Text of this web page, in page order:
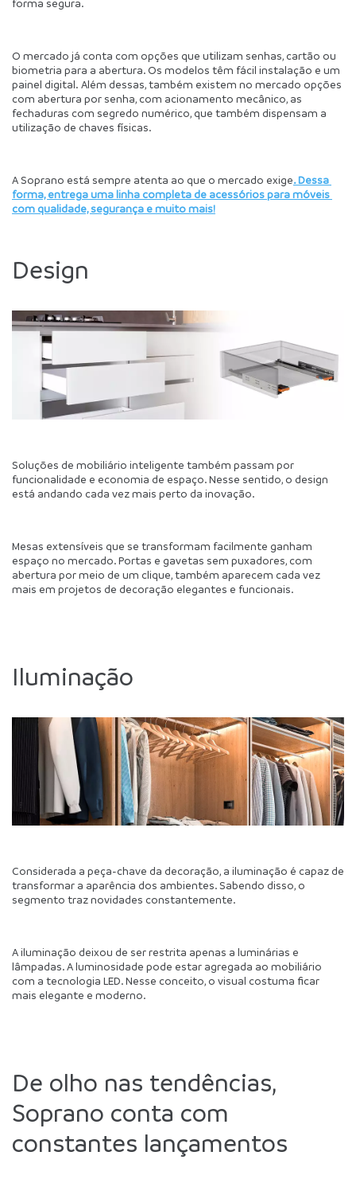
O mercado já conta com opções que utilizam senhas, cartão ou
biometria para a abertura. Os modelos têm fácil instalação e um
painel digital. Além dessas, também existem no mercado opções
com abertura por senha, com acionamento mecânico, as
fechaduras com segredo numérico, que também dispensam a
utilização de chaves físicas.
A Soprano está sempre atenta ao que o mercado exige. Dessa
forma, entrega uma linha completa de acessórios para móveis
com qualidade, segurança e muito mais!
Design
Soluções de mobiliário inteligente também passam por
funcionalidade e economia de espaço. Nesse sentido, o design
está andando cada vez mais perto da inovação.
Mesas extensíveis que se transformam facilmente ganham
espaço no mercado. Portas e gavetas sem puxadores, com
abertura por meio de um clique, também aparecem cada vez
mais em projetos de decoração elegantes e funcionais.
Iluminação
Considerada a peça-chave da decoração, a iluminação é capaz de
transformar a aparência dos ambientes. Sabendo disso, o
segmento traz novidades constantemente.
A iluminação deixou de ser restrita apenas a luminárias e
lâmpadas. A luminosidade pode estar agregada ao mobiliário
com a tecnologia LED. Nesse conceito, o visual costuma ficar
mais elegante e moderno.
De olho nas tendências,
Soprano conta com
constantes lançamentos